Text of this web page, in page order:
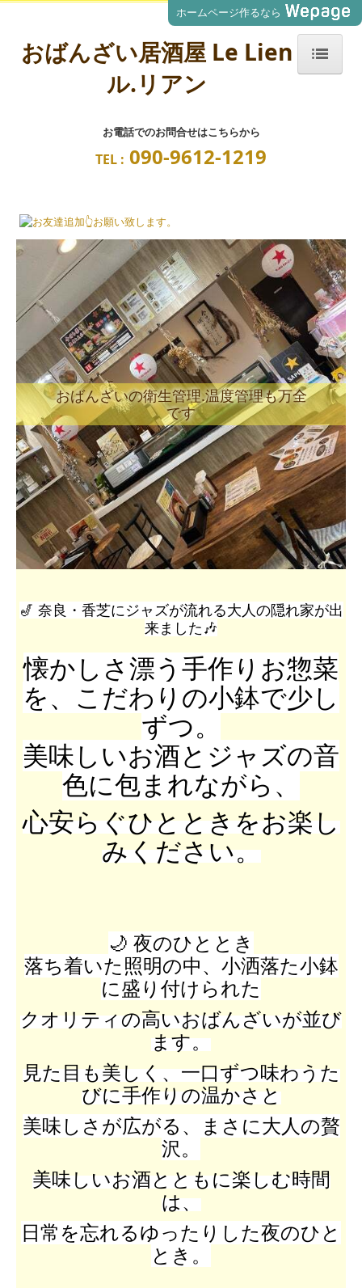
ホームページ作るなら
welcome！ Le Lien ル・リアン
個人情報保護方針
おばんざい居酒屋 Le Lien
ル.リアン
お電話でのお問合せはこちらから
TEL : 090-9612-1219
🎶ジャズが流れる🎶ゆったりした空間
🎷 奈良・香芝にジャズが流れる大人の隠れ家が出
来ました🎶
懐かしさ漂う手作りお惣菜
を、こだわりの小鉢で少し
ずつ。
美味しいお酒とジャズの音
色に包まれながら、
心安らぐひとときをお楽し
みください。
🌙 夜のひととき
落ち着いた照明の中、 小洒落た小鉢
に盛り付けられた
クオリティの高いおばんざいが並び
ます。
見た目も美しく、一口ずつ味わうた
びに手作りの温かさと
美味しさが広がる、
まさに大人の贅
沢。
美味しいお酒とともに楽しむ時間
は、
日常を忘れるゆったりした夜のひと
とき。